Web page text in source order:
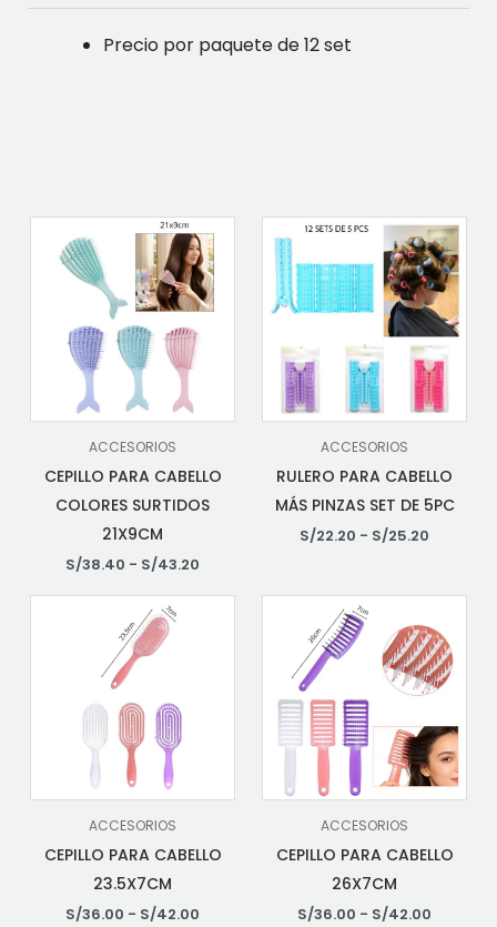
Precio por paquete de 12 set
ACCESORIOS
CEPILLO PARA CABELLO
COLORES SURTIDOS
21X9CM
S/38.40 - S/43.20
ACCESORIOS
RULERO PARA CABELLO
MÁS PINZAS SET DE 5PC
S/22.20 - S/25.20
ACCESORIOS
CEPILLO PARA CABELLO
23.5X7CM
S/36.00 - S/42.00
ACCESORIOS
CEPILLO PARA CABELLO
26X7CM
S/36.00 - S/42.00